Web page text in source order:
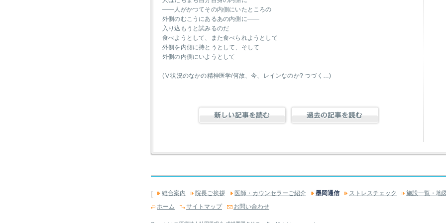
――人がかつてその内側にいたところの
外側のむこうにあるあの内側に――
入り込もうと試みるのだ
食べようとして、また食べられようとして
外側を内側に持とうとして、そして
外側の内側にいようとして
(Ⅴ状況のなかの精神医学/何故、今、レインなのか? つづく…)
[ 総合案内 院長ご挨拶 医師・カウンセラーご紹介 墨岡通信 ストレスチェック 施設一覧・地
ホーム サイトマップ お問い合わせ